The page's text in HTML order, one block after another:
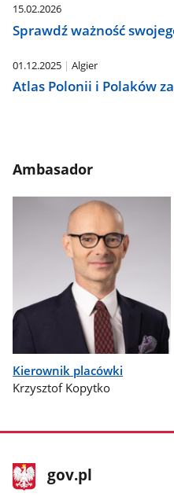
15.02.2026
Sprawdź ważność
01.12.2025 Algier
Atlas Polonii i Polaków
Ambasador
Kierownik placówki
Krzysztof Kopytko
stopka
gov.pl
Strona
gov.pl